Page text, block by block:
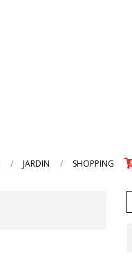
JARDIN SHOPPING